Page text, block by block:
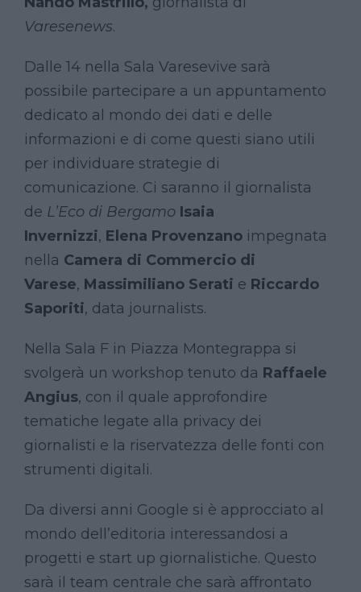
Varesenews.
Dalle 14 nella Sala Varesevive sarà
possibile partecipare a un appuntamento
dedicato al mondo dei dati e delle
informazioni e di come questi siano utili
per individuare strategie di
comunicazione. Ci saranno il giornalista
de L’Eco di Bergamo Isaia
Invernizzi, Elena Provenzano impegnata
nella Camera di Commercio di
Varese, Massimiliano Serati e Riccardo
Saporiti, data journalists.
Nella Sala F in Piazza Montegrappa si
svolgerà un workshop tenuto da Raffaele
Angius, con il quale approfondire
tematiche legate alla privacy dei
giornalisti e la riservatezza delle fonti con
strumenti digitali.
Da diversi anni Google si è approcciato al
mondo dell’editoria interessandosi a
progetti e start up giornalistiche. Questo
sarà il team centrale che sarà affrontato